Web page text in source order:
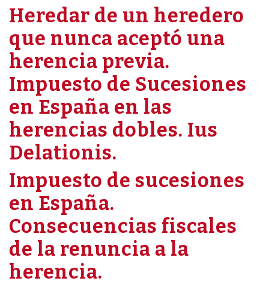
Heredar de un heredero
que nunca aceptó una
herencia previa.
Impuesto de Sucesiones
en España en las
herencias dobles. Ius
Delationis.
Impuesto de sucesiones
en España.
Consecuencias fiscales
de la renuncia a la
herencia.